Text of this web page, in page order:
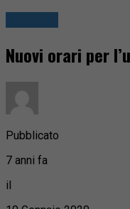
Nuovi orari per
Pubblicato
7 anni fa
il